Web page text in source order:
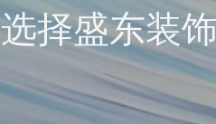
选择盛东装